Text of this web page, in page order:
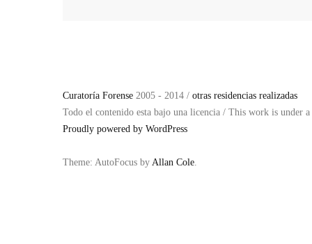
Curatoría Forense 2005 - 2014 / otras residencias realizadas
Todo el contenido esta bajo una licencia / This work is under a
Proudly powered by WordPress
Theme: AutoFocus by Allan Cole.